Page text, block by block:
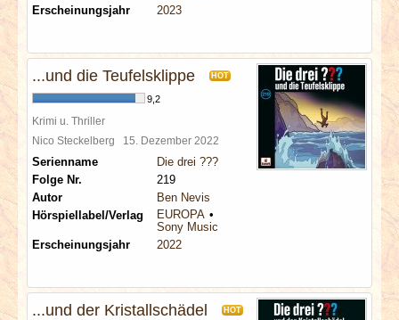
Erscheinungsjahr
2023
...und die Teufelsklippe HOT
9,2
Krimi u. Thriller
Nico Steckelberg 15. Dezember 2022
Serienname
Die drei ???
Folge Nr.
219
Autor
Ben Nevis
Hörspiellabel/Verlag
EUROPA
Sony Music
Erscheinungsjahr
2022
...und der Kristallschädel HOT